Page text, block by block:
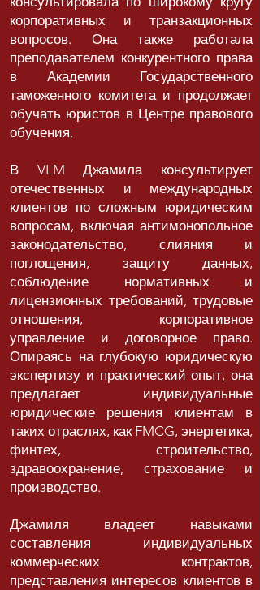
корпоративных и транзакционных
вопросов. Она также работала
преподавателем конкурентного права
в Академии Государственного
таможенного комитета и продолжает
обучать юристов в Центре правового
обучения.
В VLM Джамила консультирует
отечественных и международных
клиентов по сложным юридическим
вопросам, включая антимонопольное
законодательство, слияния и
поглощения, защиту данных,
соблюдение нормативных и
лицензионных требований, трудовые
отношения, корпоративное
управление и договорное право.
Опираясь на глубокую юридическую
экспертизу и практический опыт, она
предлагает индивидуальные
юридические решения клиентам в
таких отраслях, как FMCG, энергетика,
финтех, строительство,
здравоохранение, страхование и
производство.
Джамиля владеет навыками
составления индивидуальных
коммерческих контрактов,
представления интересов клиентов в